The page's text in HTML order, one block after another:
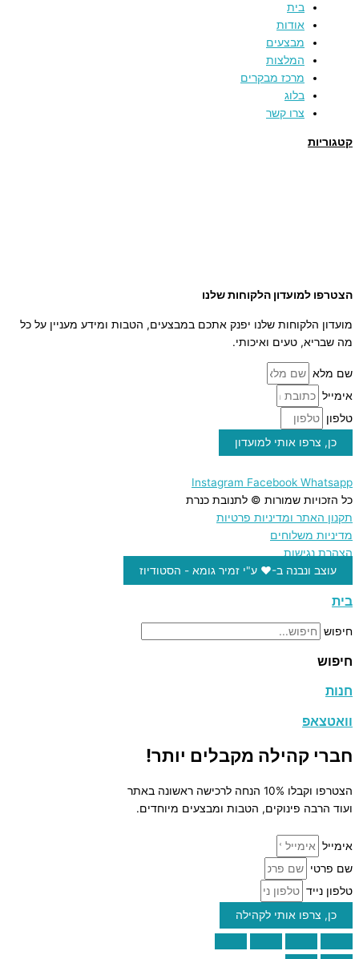
בית
אודות
מבצעים
המלצות
מרכז מבקרים
בלוג
צרו קשר
קטגוריות
הצטרפו למועדון הלקוחות שלנו
מועדון הלקוחות שלנו יפנק אתכם במבצעים, הטבות ומידע מעניין על כל
מה שבריא, טעים ואיכותי.
שם מלא
אימייל
טלפון
כן, צרפו אותי למועדון
Instagram Facebook Whatsapp
כל הזכויות שמורות © לתנובת כנרת
תקנון האתר ומדיניות פרטיות
מדיניות משלוחים
הצהרת נגישות
עוצב ונבנה ב-♥︎ ע"י זמיר גומא - הסטודיוז
בית
חיפוש
חיפוש
חנות
וואטצאפ
חברי קהילה מקבלים יותר!
הצטרפו וקבלו 10% הנחה לרכישה ראשונה באתר
ועוד הרבה פינוקים, הטבות ומבצעים מיוחדים.
אימייל
שם פרטי
טלפון נייד
כן, צרפו אותי לקהילה